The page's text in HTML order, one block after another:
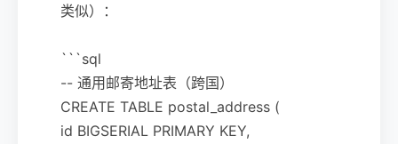
类似）：
```sql
-- 通用邮寄地址表（跨国）
CREATE TABLE postal_address (
id BIGSERIAL PRIMARY KEY,